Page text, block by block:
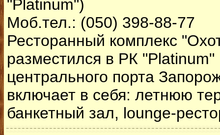
"Platinum")
Моб.тел.: (050) 398-88-77
Ресторанный комплекс
разместился в РК "Platinum"
центрального порта
включает в себя: летнюю
банкетный зал, lounge-